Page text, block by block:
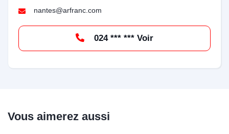
nantes@arfranc.com
024 *** *** Voir
Vous aimerez aussi